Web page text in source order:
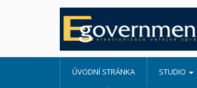
ÚVODNÍ STRÁNKA STUDIO